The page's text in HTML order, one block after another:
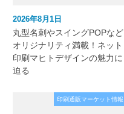
2026年8月1日
丸型名刺やスイングPOPなど
オリジナリティ満載！ネット
印刷マヒトデザインの魅力に
迫る
印刷通販マーケット情報